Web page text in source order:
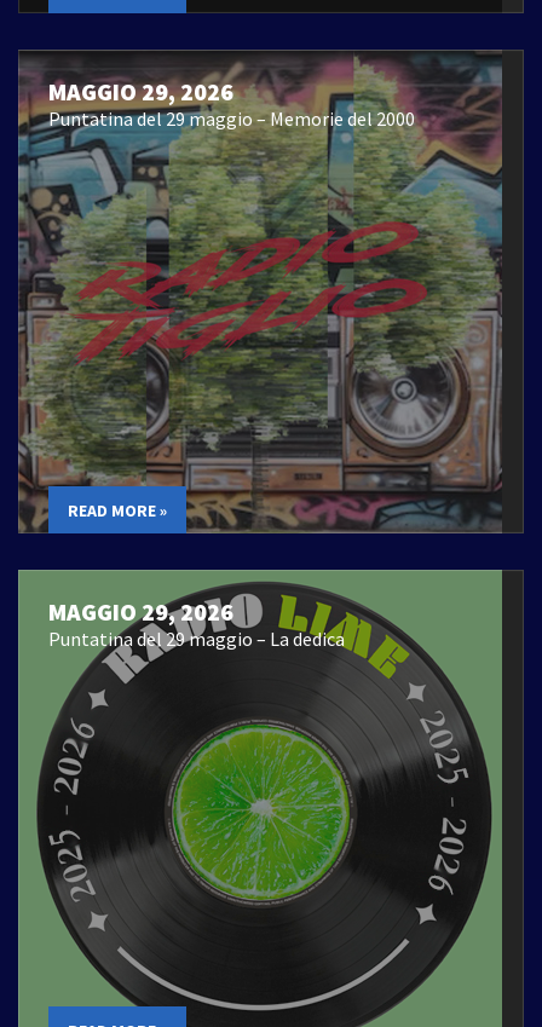
MAGGIO 29, 2026
Puntatina del 29 maggio – Memorie del 2000
READ MORE »
MAGGIO 29, 2026
Puntatina del 29 maggio – La dedica